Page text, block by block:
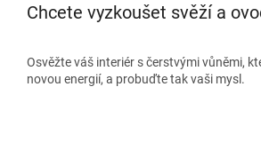
Chcete vyzkoušet svěží a
Osvěžte váš interiér s čerstvými vůněmi,
novou energií, a probuďte tak vaši mysl.